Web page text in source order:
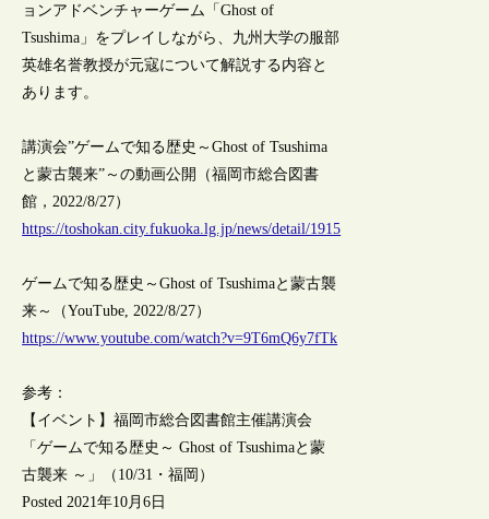
ョンアドベンチャーゲーム「Ghost of
Tsushima」をプレイしながら、九州大学の服部
英雄名誉教授が元寇について解説する内容と
あります。
講演会”ゲームで知る歴史～Ghost of Tsushima
と蒙古襲来”～の動画公開（福岡市総合図書
館，2022/8/27）
https://toshokan.city.fukuoka.lg.jp/news/detail/1915
ゲームで知る歴史～Ghost of Tsushimaと蒙古襲
来～（YouTube, 2022/8/27）
https://www.youtube.com/watch?v=9T6mQ6y7fTk
参考：
【イベント】福岡市総合図書館主催講演会
「ゲームで知る歴史～ Ghost of Tsushimaと蒙
古襲来 ～」（10/31・福岡）
Posted 2021年10月6日